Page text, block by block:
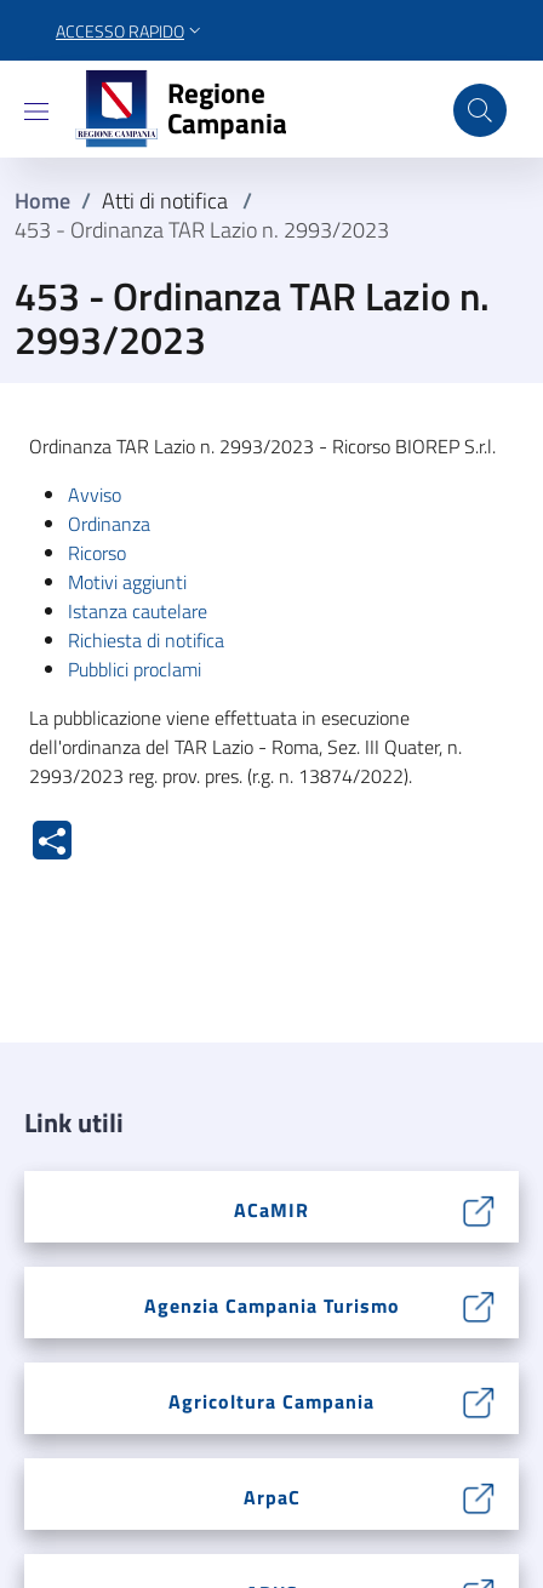
ACCESSO RAPIDO
Regione Campania
Regione
Campania
Home / Atti di notifica /
453 - Ordinanza TAR Lazio n. 2993/2023
453 - Ordinanza TAR Lazio n.
2993/2023
Ordinanza TAR Lazio n. 2993/2023 - Ricorso BIOREP S.r.l.
Avviso
Ordinanza
Ricorso
Motivi aggiunti
Istanza cautelare
Richiesta di notifica
Pubblici proclami
La pubblicazione viene effettuata in esecuzione
dell'ordinanza del TAR Lazio - Roma, Sez. III Quater, n.
2993/2023 reg. prov. pres. (r.g. n. 13874/2022).
Link utili
ACaMIR
Agenzia Campania Turismo
Agricoltura Campania
ArpaC